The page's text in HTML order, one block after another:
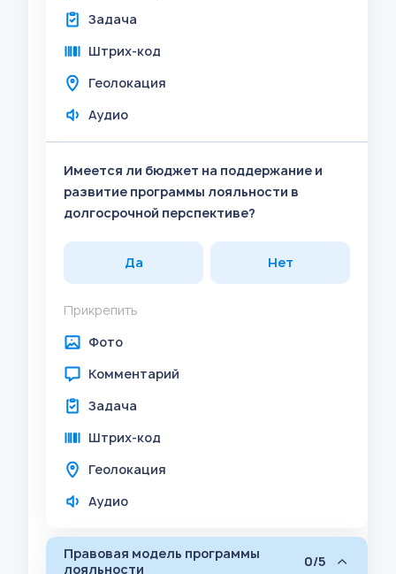
Задача
Штрих-код
Геолокация
Аудио
Имеется ли бюджет на поддержание и
развитие программы лояльности в
долгосрочной перспективе?
Да Нет
Прикрепить
Фото
Комментарий
Задача
Штрих-код
Геолокация
Аудио
Правовая модель программы
лояльности
0/5